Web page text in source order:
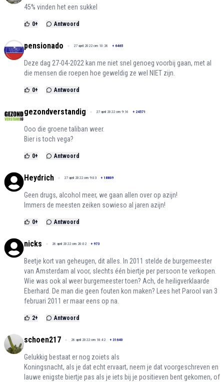
45% vinden het een sukkel
0+ Antwoord
pensionado 27 april 2022 om 10:26 + 6465
Deze dag 27-04-2022 kan me niet snel genoeg voorbij gaan, met al
die mensen die roepen hoe geweldig ze wel NIET zijn.
0+ Antwoord
gezondverstandig 27 april 2022 om 9:16 + 24571
Ooo die groene taliban weer.
Bier is toch vega?
0+ Antwoord
Heydrich 27 april 2022 om 9:03 + 18809
Geen drugs, alcohol meer, we gaan allen over op azijn!
Immers de meesten zeiken sowieso al jaren azijn!
0+ Antwoord
nicks 26 april 2022 om 20:02 + 973
Beetje kort van geheugen, dit alles. In 2011 stelde de burgemeester
van Amsterdam al voor, slechts één biertje per persoon te verkopen.
Wie was ook al weer burgemeester toen? Ach, de heiligverklaarde
Eberhard. De man die geen fouten kon maken? Lees het Parool van 3
februari 2011 er maar eens op na.
2+ Antwoord
schoen217 26 april 2022 om 18:42 + 31640
Gelukkig bestaat er nog zoiets als
Koningsnacht, als je dat echt ervaart, neem je dat voorgeschreven en
lauwe enigste biertje pas als je iets bij je positieven bent gekomen, of